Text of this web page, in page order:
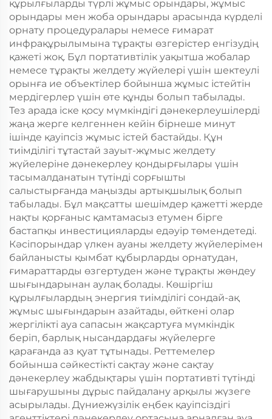
құрылғыларды түрлі жұмыс орындары, жұмыс
орындары мен жоба орындары арасында күрделі
орнату процедуралары немесе ғимарат
инфрақұрылымына тұрақты өзгерістер енгізудің
қажеті жоқ. Бұл портативтілік уақытша жобалар
немесе тұрақты желдету жүйелері үшін шектеулі
орынға ие объектілер бойынша жұмыс істейтін
мердігерлер үшін өте құнды болып табылады.
Тез арада іске қосу мүмкіндігі дәнекерлеушілерді
жаңа жерге келгеннен кейін бірнеше минут
ішінде қауіпсіз жұмыс істей бастайды. Құн
тиімділігі тұтастай зауыт-жұмыс желдету
жүйелеріне дәнекерлеу қондырғылары үшін
тасымалданатын түтінді сорғышты
салыстырғанда маңызды артықшылық болып
табылады. Бұл мақсатты шешімдер қажетті жерде
нақты қорғаныс қамтамасыз етумен бірге
бастапқы инвестицияларды едәуір төмендетеді.
Кәсіпорындар үлкен ауаны желдету жүйелерімен
байланысты қымбат құбырларды орнатудан,
ғимараттарды өзгертуден және тұрақты жөндеу
шығындарынан аулақ болады. Көшіргіш
құрылғылардың энергия тиімділігі сондай-ақ
жұмыс шығындарын азайтады, өйткені олар
жергілікті ауа сапасын жақсартуға мүмкіндік
беріп, барлық нысандардағы жүйелерге
қарағанда аз қуат тұтынады. Реттемелер
бойынша сәйкестікті сақтау және сақтау
дәнекерлеу жабдықтары үшін портативті түтінді
шығарушыны дұрыс пайдалану арқылы жүзеге
асырылады. Дүниежүзілік еңбек қауіпсіздігі